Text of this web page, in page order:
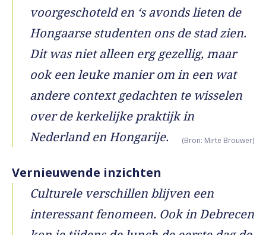
voorgeschoteld en ‘s avonds lieten de
Hongaarse studenten ons de stad zien.
Dit was niet alleen erg gezellig, maar
ook een leuke manier om in een wat
andere context gedachten te wisselen
over de kerkelijke praktijk in
Nederland en Hongarije.
(Bron: Mirte Brouwer)
Vernieuwende inzichten
Culturele verschillen blijven een
interessant fenomeen. Ook in Debrecen